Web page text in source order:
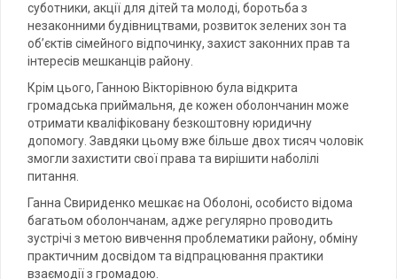
суботники, акції для дітей та молоді, боротьба з
незаконними будівництвами, розвиток зелених зон та
об’єктів сімейного відпочинку, захист законних прав та
інтересів мешканців району.
Крім цього, Ганною Вікторівною була відкрита
громадська приймальня, де кожен оболончанин може
отримати кваліфіковану безкоштовну юридичну
допомогу. Завдяки цьому вже більше двох тисяч чоловік
змогли захистити свої права та вирішити наболілі
питання.
Ганна Свириденко мешкає на Оболоні, особисто відома
багатьом оболончанам, адже регулярно проводить
зустрічі з метою вивчення проблематики району, обміну
практичним досвідом та відпрацювання практики
взаємодії з громадою.